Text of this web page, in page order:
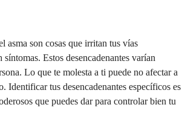
asma son cosas que irritan tus vías
Estos desencadenantes varían
Lo que te molesta a ti puede no afectar a
Identificar tus desencadenantes específicos es
que puedes dar para controlar bien tu